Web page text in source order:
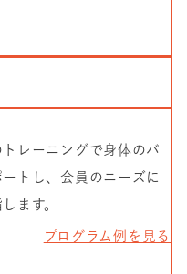
レーニングで身体のバ
トし、会員のニーズに
ます。
プログラム例を見る